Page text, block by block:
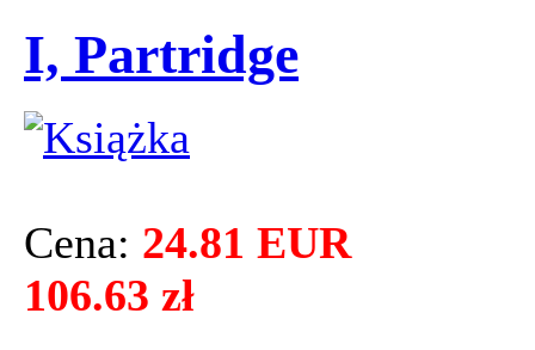
I, Partridge
Cena: 24.81 EUR
106.63 zł